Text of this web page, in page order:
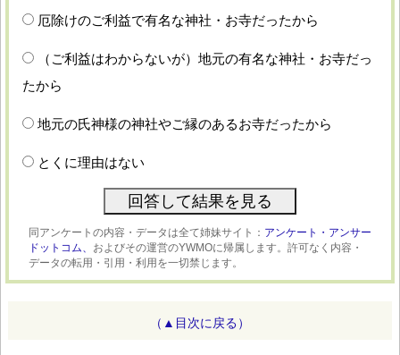
厄除けのご利益で有名な神社・お寺だったから
（ご利益はわからないが）地元の有名な神社・お寺だっ
たから
地元の氏神様の神社やご縁のあるお寺だったから
とくに理由はない
同アンケートの内容・データは全て姉妹サイト： アンケート・アンサー
ドットコム、 およびその運営のYWMOに帰属します。許可なく内容・
データの転用・引用・利用を一切禁じます。
（▲目次に戻る）